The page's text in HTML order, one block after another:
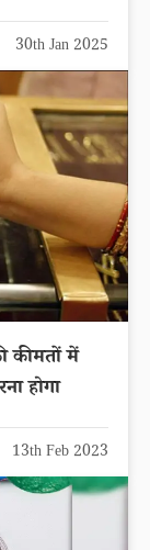
30th Jan 2025
कीमतों में
होगा
13th Feb 2023